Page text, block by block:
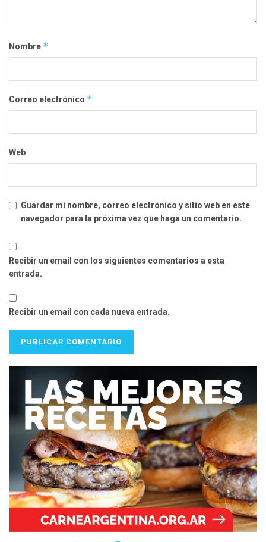
Nombre *
Correo electrónico *
Web
Guardar mi nombre, correo electrónico y sitio web en este
navegador para la próxima vez que haga un comentario.
Recibir un email con los siguientes comentarios a esta
entrada.
Recibir un email con cada nueva entrada.